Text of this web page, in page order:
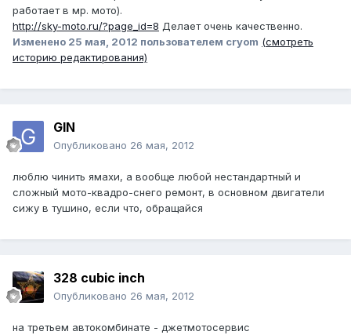
работает в мр. мото).
http://sky-moto.ru/?page_id=8 Делает очень качественно.
Изменено 25 мая, 2012 пользователем cryom (смотреть
историю редактирования)
GIN
Опубликовано 26 мая, 2012
люблю чинить ямахи, а вообще любой нестандартный и
сложный мото-квадро-снего ремонт, в основном двигатели
сижу в тушино, если что, обращайся
328 cubic inch
Опубликовано 26 мая, 2012
на третьем автокомбинате - джетмотосервис